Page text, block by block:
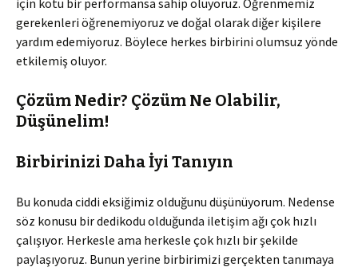
gerekenleri öğrenemiyoruz ve doğal olarak diğer kişilere
yardım edemiyoruz. Böylece herkes birbirini olumsuz yönde
etkilemiş oluyor.
Çözüm Nedir? Çözüm Ne Olabilir,
Düşünelim!
Birbirinizi Daha İyi Tanıyın
Bu konuda ciddi eksiğimiz olduğunu düşünüyorum. Nedense
söz konusu bir dedikodu olduğunda iletişim ağı çok hızlı
çalışıyor. Herkesle ama herkesle çok hızlı bir şekilde
paylaşıyoruz. Bunun yerine birbirimizi gerçekten tanımaya